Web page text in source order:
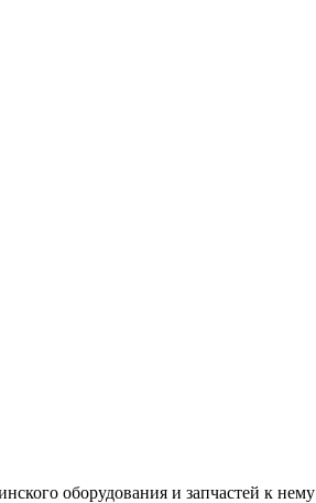
оборудования и запчастей к нему